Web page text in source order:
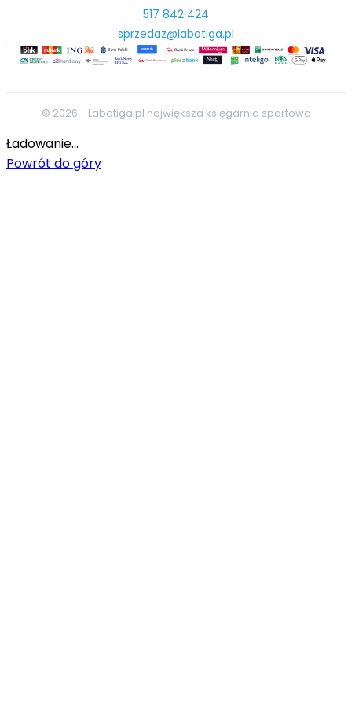
517 842 424
sprzedaz@labotiga.pl
© 2026 - Labotiga.pl największa księgarnia sportowa
Ładowanie...
Powrót do góry